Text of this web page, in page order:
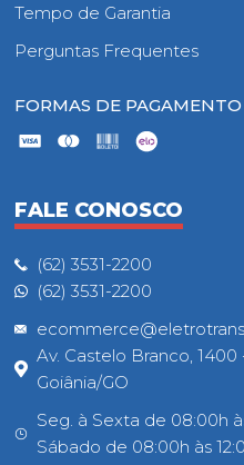
Tempo de Garantia
Perguntas Frequentes
FORMAS DE PAGAMENTO
FALE CONOSCO
(62) 3531-2200
(62) 3531-2200
Av. Castelo Branco,
Goiânia/GO
Seg. à Sexta de 08:00h
Sábado de 08:00h às